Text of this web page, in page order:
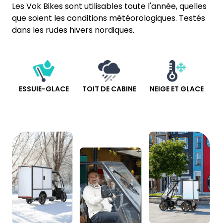
ESSUIE-GLACE TOIT DE CABINE NEIGE ET GLACE
Les Vok Bikes sont utilisables toute l'année, quelles
que soient les conditions météorologiques. Testés
dans les rudes hivers nordiques.